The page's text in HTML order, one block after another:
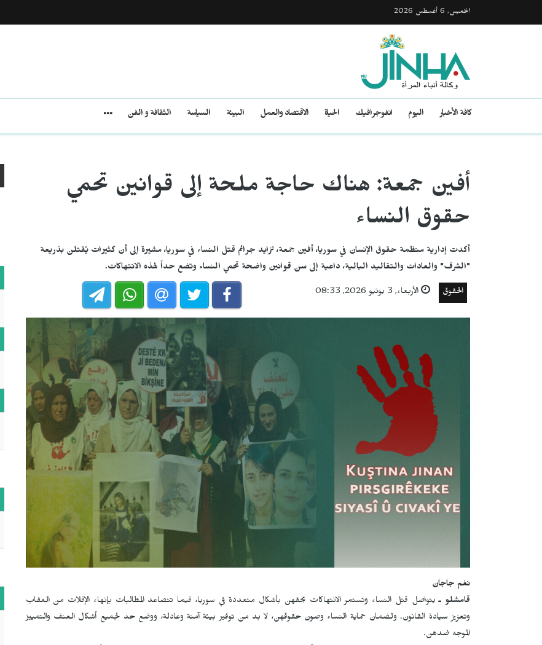
الخميس, 6 أغسطس 2026
كافة الأخبار اليوم انفوجرافيك الحياة الاقتصاد والعمل البيئة السياسة الثقافة و الفن
أفين جمعة: هناك حاجة ملحة إلى قوانين تحمي
حقوق النساء
أكدت إدارية منظمة حقوق الإنسان في سوريا، أفين جمعة، تزايد جرائم قتل النساء في سوريا، مشيرة إلى أن كثيرات يُقتلن بذريعة
"الشرف" والعادات والتقاليد البالية، داعية إلى سن قوانين واضحة تحمي النساء وتضع حداً لهذه الانتهاكات.
الحقوق الأربعاء, 3 يونيو 2026, 08:33
نغم جاجان
قامشلو ـ يتواصل قتل النساء وتستمر الانتهاكات بحقهن بأشكال متعددة في سوريا، فيما تتصاعد المطالبات بإنهاء الإفلات من العقاب
وتعزيز سيادة القانون. ولضمان حماية النساء وصون حقوقهن، لا بد من توفير بيئة آمنة وعادلة، ووضع حد لجميع أشكال العنف والتمييز
الموجه ضدهن.